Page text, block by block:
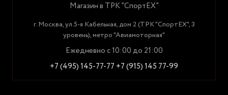
Магазин в ТРК "СпортЕХ"
г. Москва, ул.5-я Кабельная, дом 2 (ТРК "СпортЕХ", 3
уровень), метро "Авиамоторная"
Ежедневно с 10:00 до 21:00
+7 (495) 145-77-77 +7 (915) 145 77-99